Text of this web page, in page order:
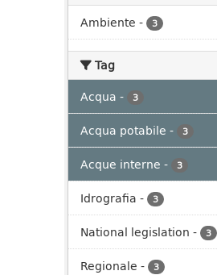
Ambiente - 3
Tag
Acqua - 3
Acqua potabile - 3
Acque interne - 3
Idrografia - 3
National legislation - 3
Regionale - 3